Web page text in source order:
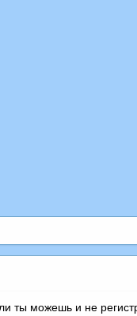
ты можешь и не